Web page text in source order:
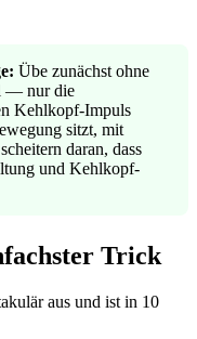
Übe zunächst ohne
— nur die
Kehlkopf-Impuls
sitzt, mit
daran, dass
und Kehlkopf-
Trick
aus und ist in 10